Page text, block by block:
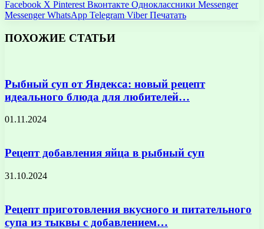
Facebook X Pinterest Вконтакте Одноклассники Messenger
Messenger WhatsApp Telegram Viber Печатать
ПОХОЖИЕ СТАТЬИ
Рыбный суп от Яндекса: новый рецепт
идеального блюда для любителей…
01.11.2024
Рецепт добавления яйца в рыбный суп
31.10.2024
Рецепт приготовления вкусного и питательного
супа из тыквы с добавлением…